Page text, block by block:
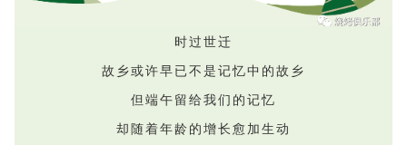
时过世迁
故乡或许早已不是记忆中的故乡
但端午留给我们的记忆
却随着年龄的增长愈加生动